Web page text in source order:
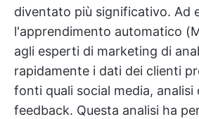
diventato più significativo. Ad
l'apprendimento automatico
agli esperti di marketing di
rapidamente i dati dei clienti
fonti quali social media, analisi
feedback. Questa analisi ha